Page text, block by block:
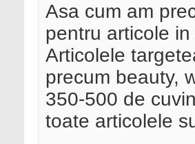
Asa cum am
pentru articole
Articolele
precum beauty,
350-500 de
toate articolele